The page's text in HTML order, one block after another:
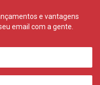
e vantagens
email com a gente.